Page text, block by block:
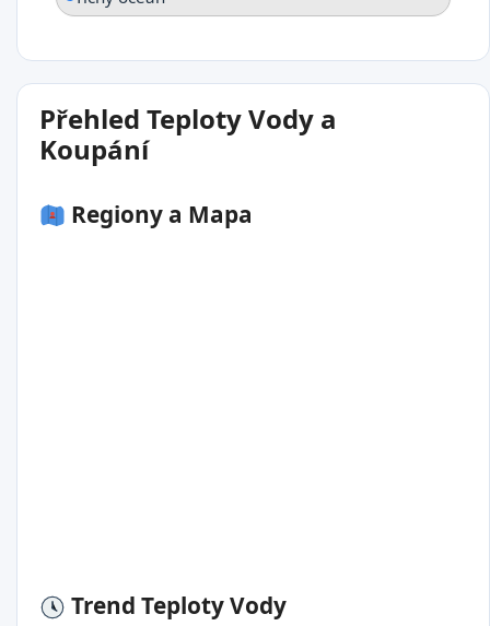
Přehled Teploty Vody a
Koupání
Regiony a Mapa
Trend Teploty Vody